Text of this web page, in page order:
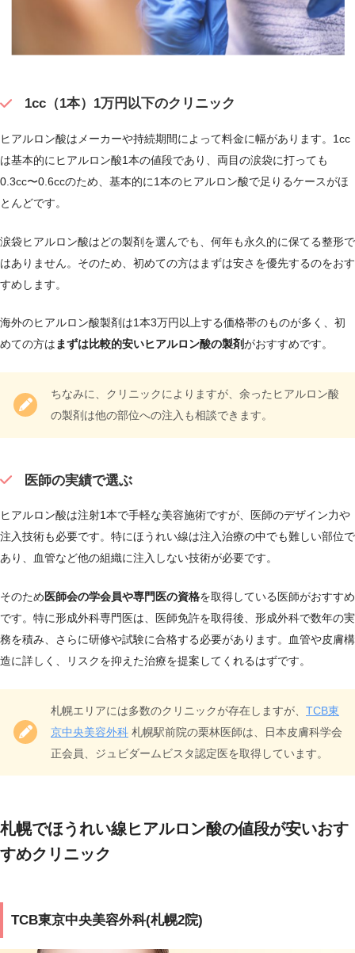
1cc（1本）1万円以下のクリニック
ヒアルロン酸はメーカーや持続期間によって料金に幅があります。1cc
は基本的にヒアルロン酸1本の値段であり、両目の涙袋に打っても
0.3cc〜0.6ccのため、基本的に1本のヒアルロン酸で足りるケースがほ
とんどです。
涙袋ヒアルロン酸はどの製剤を選んでも、何年も永久的に保てる整形で
はありません。そのため、初めての方はまずは安さを優先するのをおす
すめします。
海外のヒアルロン酸製剤は1本3万円以上する価格帯のものが多く、初
めての方は まずは比較的安いヒアルロン酸の製剤がおすすめです。
ちなみに、クリニックによりますが、余ったヒアルロン酸
の製剤は他の部位への注入も相談できます。
医師の実績で選ぶ
ヒアルロン酸は注射1本で手軽な美容施術ですが、医師のデザイン力や
注入技術も必要です。特にほうれい線は注入治療の中でも難しい部位で
あり、血管など他の組織に注入しない技術が必要です。
そのため医師会の学会員や専門医の資格を取得している医師がおすすめ
です。特に形成外科専門医は、医師免許を取得後、形成外科で数年の実
務を積み、さらに研修や試験に合格する必要があります。血管や皮膚構
造に詳しく、リスクを抑えた治療を提案してくれるはずです。
札幌エリアには多数のクリニックが存在しますが、 TCB東
京中央美容外科 札幌駅前院の栗林医師は、日本皮膚科学会
正会員、ジュビダームビスタ認定医を取得しています。
札幌でほうれい線ヒアルロン酸の値段が安いおす
すめクリニック
TCB東京中央美容外科(札幌2院)